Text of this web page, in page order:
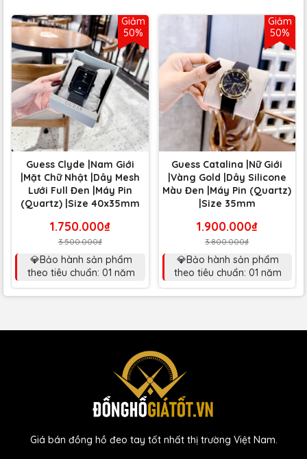
Giảm
50%
Guess Clyde |Nam Giới
|Mặt Chữ Nhật |Dây Mesh
Lưới Full Đen |Máy Pin
(Quartz) |Size 40x35mm
1.750.000₫
3.500.000₫
💎Bảo hành sản phẩm
theo tiêu chuẩn: 01 năm
Giảm
50%
Guess Catalina |Nữ Giới
|Vàng Gold |Dây Silicone
Màu Đen |Máy Pin (Quartz)
|Size 35mm
1.900.000₫
3.800.000₫
💎Bảo hành sản phẩm
theo tiêu chuẩn: 01 năm
Giá bán đồng hồ đeo tay tốt nhất thị trường Việt Nam.